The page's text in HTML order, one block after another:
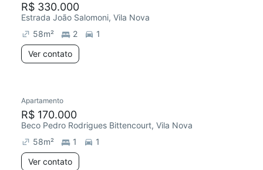
R$ 330.000
Estrada João Salomoni, Vila Nova
58m² 2
1
Ver contato
Apartamento
R$ 170.000
Beco Pedro Rodrigues Bittencourt, Vila Nova
58m² 1
1
Ver contato